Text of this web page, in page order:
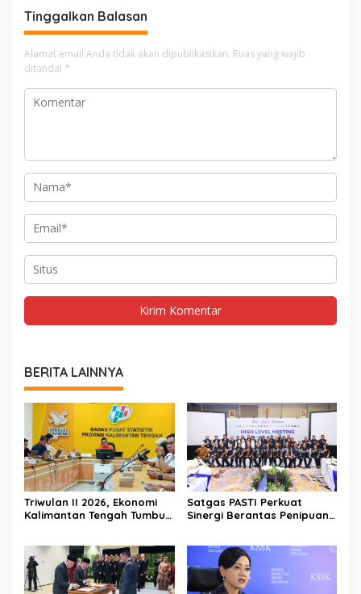
Tinggalkan Balasan
Alamat email Anda tidak akan dipublikasikan. Ruas yang wajib
ditandai *
BERITA LAINNYA
Triwulan II 2026, Ekonomi
Kalimantan Tengah Tumbuh
Satgas PASTI Perkuat
Sinergi Berantas Penipuan